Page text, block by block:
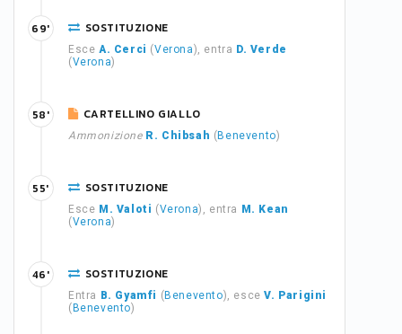
SOSTITUZIONE
Esce A. Cerci (Verona), entra D. Verde
(Verona)
69'
CARTELLINO GIALLO
Ammonizione R. Chibsah ( Benevento)
58'
SOSTITUZIONE
Esce M. Valoti (Verona), entra
M. Kean
(Verona)
55'
SOSTITUZIONE
Entra B. Gyamfi ( Benevento), esceV. Parigini
( Benevento)
46'